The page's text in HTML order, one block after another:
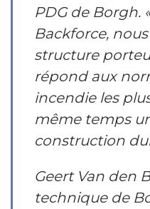
PDG de Borgh.
Backforce,
structure
répond aux
incendie les
même temps
construction
Geert Van den
technique de